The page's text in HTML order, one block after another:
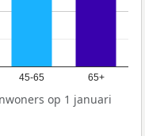
45-65 65+
op 1 januari